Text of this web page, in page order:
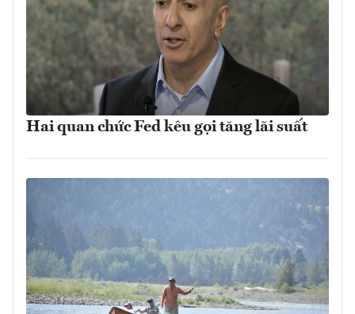
Hai quan chức Fed kêu gọi tăng lãi suất